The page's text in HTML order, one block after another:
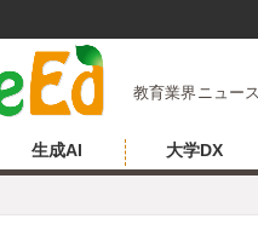
教育業界ニュース
生成AI 大学DX